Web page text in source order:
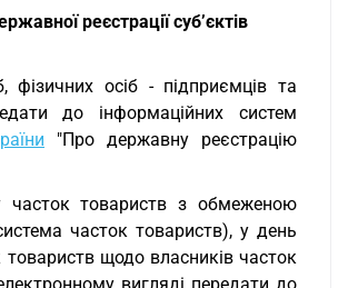
реєстрації суб’єктів
фізичних осіб - підприємців та
до інформаційних систем
"Про державну реєстрацію
часток товариств з обмеженою
часток товариств), у день
товариств щодо власників часток